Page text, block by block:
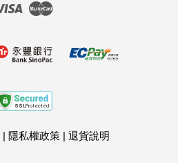
Visa Master
| 隱私權政策| 退貨說明